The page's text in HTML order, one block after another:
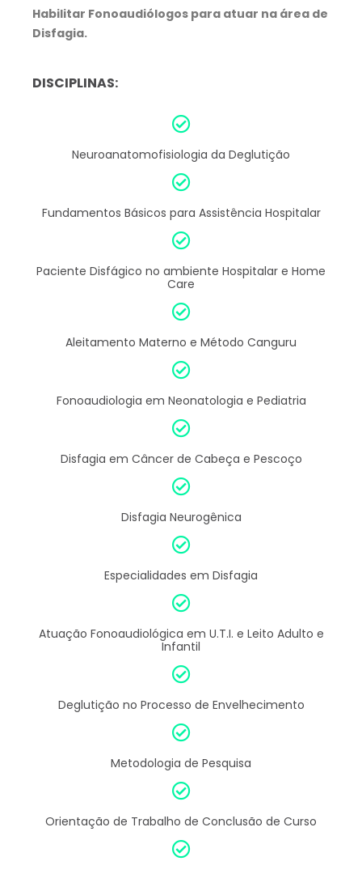
Habilitar Fonoaudiólogos para atuar na área de
Disfagia.
DISCIPLINAS:
Neuroanatomofisiologia da Deglutição
Fundamentos Básicos para Assistência Hospitalar
Paciente Disfágico no ambiente Hospitalar e Home
Care
Aleitamento Materno e Método Canguru
Fonoaudiologia em Neonatologia e Pediatria
Disfagia em Câncer de Cabeça e Pescoço
Disfagia Neurogênica
Especialidades em Disfagia
Atuação Fonoaudiológica em U.T.I. e Leito Adulto e
Infantil
Deglutição no Processo de Envelhecimento
Metodologia de Pesquisa
Orientação de Trabalho de Conclusão de Curso